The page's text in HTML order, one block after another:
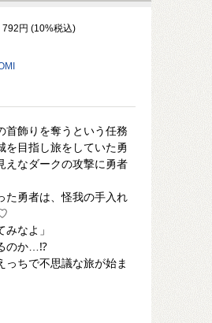
792円 (10%税込)
首飾りを奪うという任務
を目指し旅をしていた勇
えなダークの攻撃に勇者
た勇者は、怪我の手入れ
なよ」
のか…⁉
っちで不思議な旅が始ま